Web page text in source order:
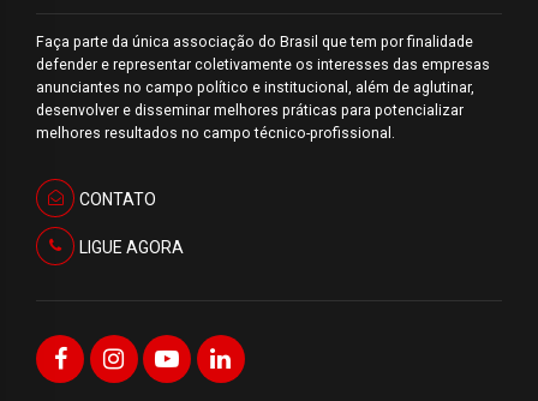
Faça parte da única associação do Brasil que tem por finalidade
defender e representar coletivamente os interesses das empresas
anunciantes no campo político e institucional, além de aglutinar,
desenvolver e disseminar melhores práticas para potencializar
melhores resultados no campo técnico-profissional.
CONTATO
LIGUE AGORA